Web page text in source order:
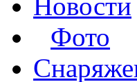
Новости
Фото